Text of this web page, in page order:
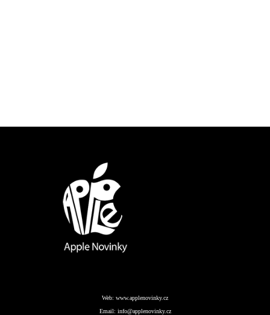
Web: www.applenovinky.cz
Email: info@applenovinky.cz